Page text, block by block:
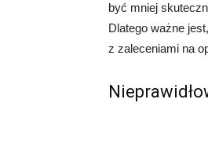
być mniej
Dlatego ważne
z zaleceniami na